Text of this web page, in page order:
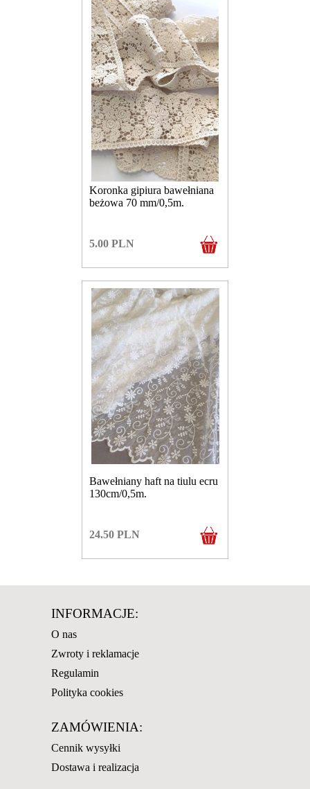
Koronka gipiura bawełniana
beżowa 70 mm/0,5m.
5.00 PLN
Bawełniany haft na tiulu ecru
130cm/0,5m.
24.50 PLN
INFORMACJE:
O nas
Zwroty i reklamacje
Regulamin
Polityka cookies
ZAMÓWIENIA:
Cennik wysyłki
Dostawa i realizacja